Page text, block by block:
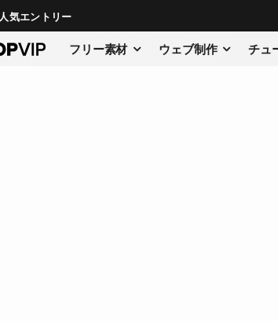
人気エントリー
フリー素材 ウェブ制作 チュ